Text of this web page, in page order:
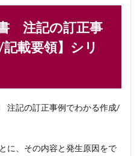
書 注記の訂正事
載要領】シリ
注記の訂正事例でわかる作成/
に、その内容と発生原因をで